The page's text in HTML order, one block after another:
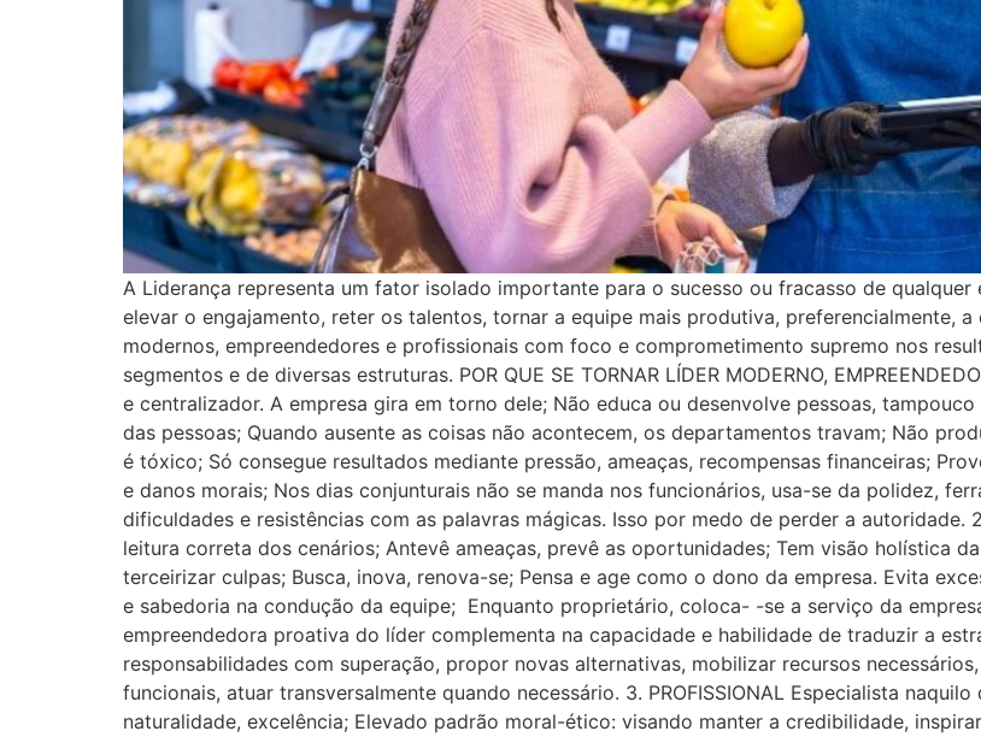
A Liderança representa um fator isolado importante para o sucesso ou fracasso de
elevar o engajamento, reter os talentos, tornar a equipe mais produtiva, preferencialmente,
modernos, empreendedores e profissionais com foco e comprometimento supremo nos
segmentos e de diversas estruturas. POR QUE SE TORNAR LÍDER MODERNO,
e centralizador. A empresa gira em torno dele; Não educa ou desenvolve pessoas,
das pessoas; Quando ausente as coisas não acontecem, os departamentos travam; Não
é tóxico; Só consegue resultados mediante pressão, ameaças, recompensas financeiras;
e danos morais; Nos dias conjunturais não se manda nos funcionários, usa-se da polidez,
dificuldades e resistências com as palavras mágicas. Isso por medo de perder a autoridade.
leitura correta dos cenários; Antevê ameaças, prevê as oportunidades; Tem visão holística
terceirizar culpas; Busca, inova, renova-se; Pensa e age como o dono da empresa. Evita
e sabedoria na condução da equipe; Enquanto proprietário, coloca- -se a serviço da
empreendedora proativa do líder complementa na capacidade e habilidade de traduzir a
responsabilidades com superação, propor novas alternativas, mobilizar recursos
funcionais, atuar transversalmente quando necessário. 3. PROFISSIONAL Especialista
naturalidade, excelência; Elevado padrão moral-ético: visando manter a credibilidade,